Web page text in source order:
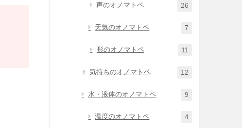
声のオノマトペ 26
天気のオノマトペ 7
形のオノマトペ 11
気持ちのオノマトペ 12
水・液体のオノマトペ 9
温度のオノマトペ 4